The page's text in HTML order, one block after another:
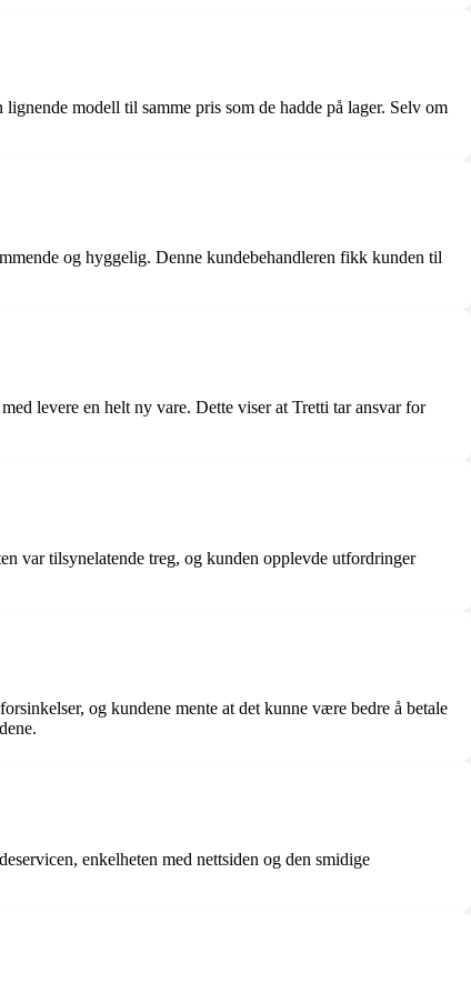
modell til samme pris som de hadde på lager. Selv om
og hyggelig. Denne kundebehandleren fikk kunden til
levere en helt ny vare. Dette viser at Tretti tar ansvar for
var tilsynelatende treg, og kunden opplevde utfordringer
og kundene mente at det kunne være bedre å betale
enkelheten med nettsiden og den smidige